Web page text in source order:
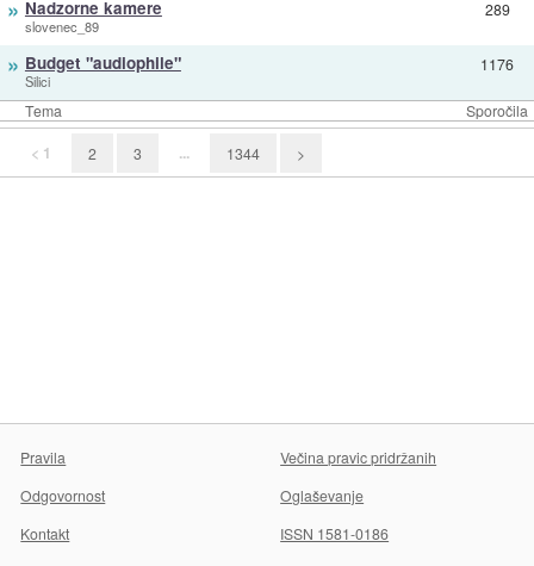
Tema Sporočila
» Nadzorne kamere
slovenec_89
289
» Budget "audiophile"
Silici
1176
< 1 2 3 ... 1344 >
Pravila
Večina pravic pridržanih
Odgovornost
Oglaševanje
Kontakt
ISSN 1581-0186